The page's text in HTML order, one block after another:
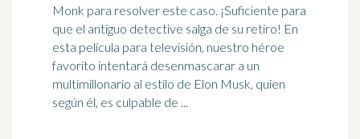
Monk para resolver este caso. ¡Suficiente para
que el antiguo detective salga de su retiro! En
esta película para televisión, nuestro héroe
favorito intentará desenmascarar a un
multimillonario al estilo de Elon Musk, quien
según él, es culpable de ...